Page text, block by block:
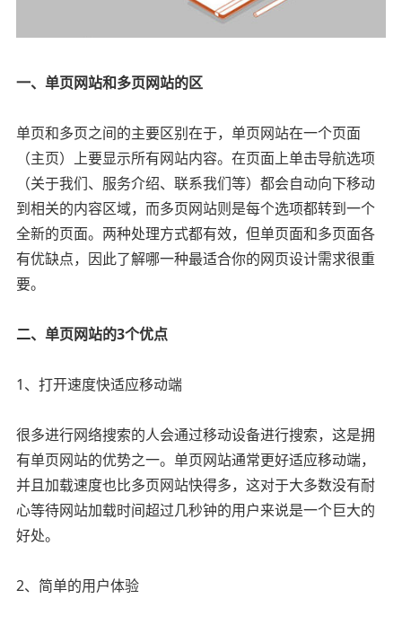
一、单页网站和多页网站的区
单页和多页之间的主要区别在于，单页网站在一个页面
（主页）上要显示所有网站内容。在页面上单击导航选项
（关于我们、服务介绍、联系我们等）都会自动向下移动
到相关的内容区域，而多页网站则是每个选项都转到一个
全新的页面。两种处理方式都有效，但单页面和多页面各
有优缺点，因此了解哪一种最适合你的网页设计需求很重
要。
二、单页网站的3个优点
1、打开速度快适应移动端
很多进行网络搜索的人会通过移动设备进行搜索，这是拥
有单页网站的优势之一。单页网站通常更好适应移动端，
并且加载速度也比多页网站快得多，这对于大多数没有耐
心等待网站加载时间超过几秒钟的用户来说是一个巨大的
好处。
2、简单的用户体验